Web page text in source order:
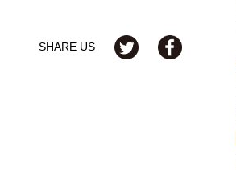
SHARE US